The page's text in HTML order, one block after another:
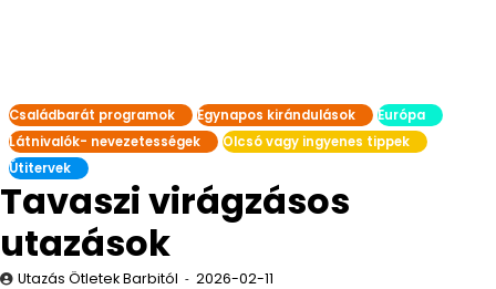
Családbarát programok Egynapos kirándulások
Európa
Látnivalók- nevezetességek
Olcsó vagy ingyenes tippek
Útitervek
Tavaszi virágzásos
utazások
Utazás Ötletek Barbitól 2026-02-11